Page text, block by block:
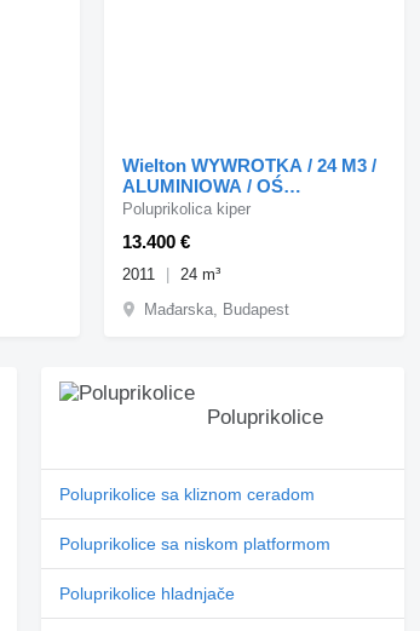
Wielton WYWROTKA / 24 M3 /
ALUMINIOWA / OŚ
PODNOSZONA / OSIE SAF /
13.400 €
Poluprikolica kiper
2011
24 m³
Mađarska, Budapest
Poluprikolice
Poluprikolice sa kliznom ceradom
Poluprikolice sa niskom platformom
Poluprikolice hladnjače